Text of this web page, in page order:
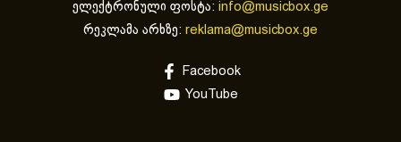
ელექტრონული ფოსტა: info@musicbox.ge
რეკლამა არხზე: reklama@musicbox.ge
Facebook
YouTube